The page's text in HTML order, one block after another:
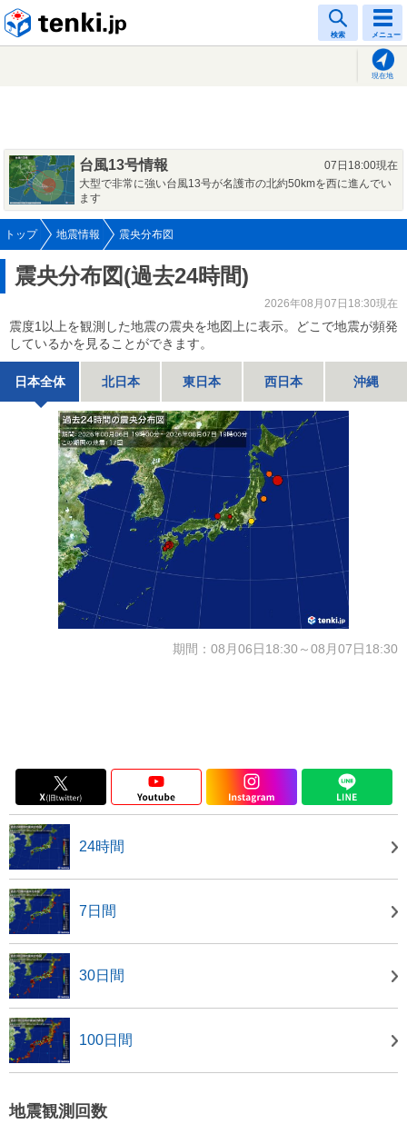
検索 メニュー
現在地
台風13号情報
07日18:00現在
大型で非常に強い台風13号が名護市の北約50kmを西に進んでい
ます
トップ 地震情報 震央分布図
震央分布図(過去24時間)
2026年08月07日18:30現在
震度1以上を観測した地震の震央を地図上に表示。どこで地震が頻発
しているかを見ることができます。
日本全体 北日本 東日本 西日本 沖縄
期間：08月06日18:30～08月07日18:30
24時間
7日間
30日間
100日間
地震観測回数